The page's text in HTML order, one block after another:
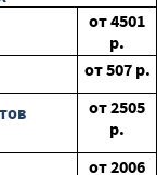
от4501
р.
от507р.
от2505
р.
от2006